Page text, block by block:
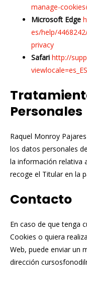
manage-
Microsoft Edge
es/help/
privacy
Safari http://
viewlocale=es_ES
Personales
Raquel Monroy
los datos personales
la información relativa
recoge el Titular en la
Contacto
En caso de que tenga
Cookies o quiera
Web, puede enviar un
dirección